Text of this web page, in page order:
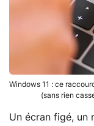
Windows 11 : ce
(sans rien
Un écran figé, un